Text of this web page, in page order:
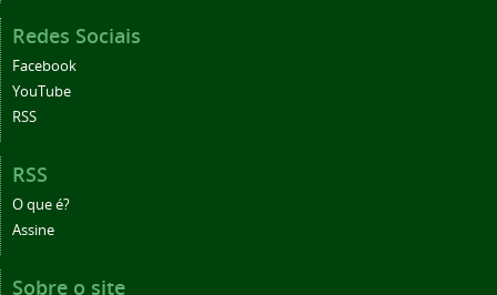
Redes Sociais
Facebook
YouTube
RSS
RSS
O que é?
Assine
Sobre o site